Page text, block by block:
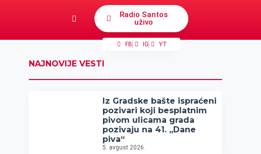
Radio Santos
uživo
FB IG YT
NAJNOVIJE VESTI
Iz Gradske bašte ispraćeni
pozivari koji besplatnim
pivom ulicama grada
pozivaju na 41. „Dane
piva“
5. avgust 2026.